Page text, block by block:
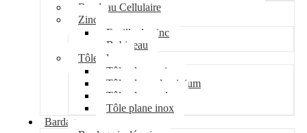
Bandeau Cellulaire
Zinc
Feuille de zinc
Bobineau
Tôle plane
Tôle plane acier
Tôle plane aluminium
Tôle plane galva
Tôle plane inox
Bardage